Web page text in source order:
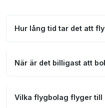
Hur lång tid tar det att
När är det billigast att
Vilka flygbolag flyger till